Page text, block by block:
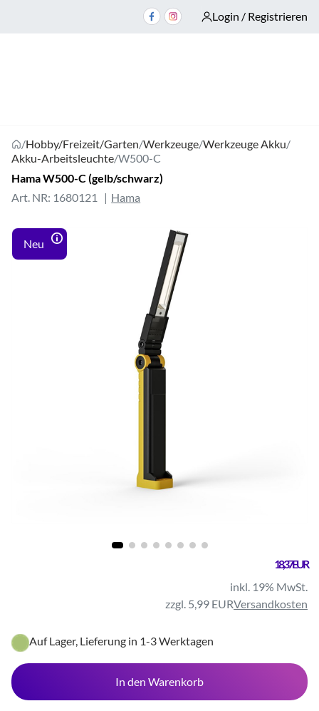
Login / Registrieren
/Hobby/Freizeit/Garten/Werkzeuge/Werkzeuge Akku/
Akku-Arbeitsleuchte/W500-C
Hama W500-C (gelb/schwarz)
Art. NR: 1680121
Hama
Neu
18,37 EUR
inkl. 19% MwSt.
zzgl. 5,99 EURVersandkosten
Auf Lager, Lieferung in 1-3 Werktagen
In den Warenkorb